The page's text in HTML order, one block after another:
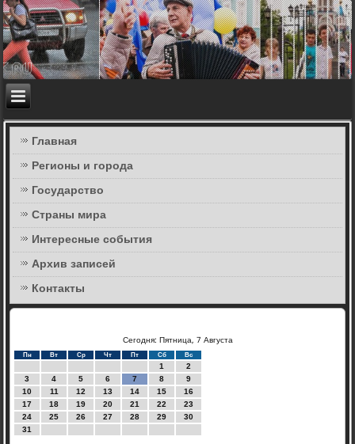
Главная
Регионы и города
Государство
Страны мира
Интересные события
Архив записей
Контакты
Сегодня: Пятница, 7 Августа
Пн Вт Ср Чт Пт Сб Вс
1
2
3
4 5 6 7 8
9
10
11 12 13 14 15
16
17
18 19 20 21 22
23
24
25 26 27 28 29
30
31